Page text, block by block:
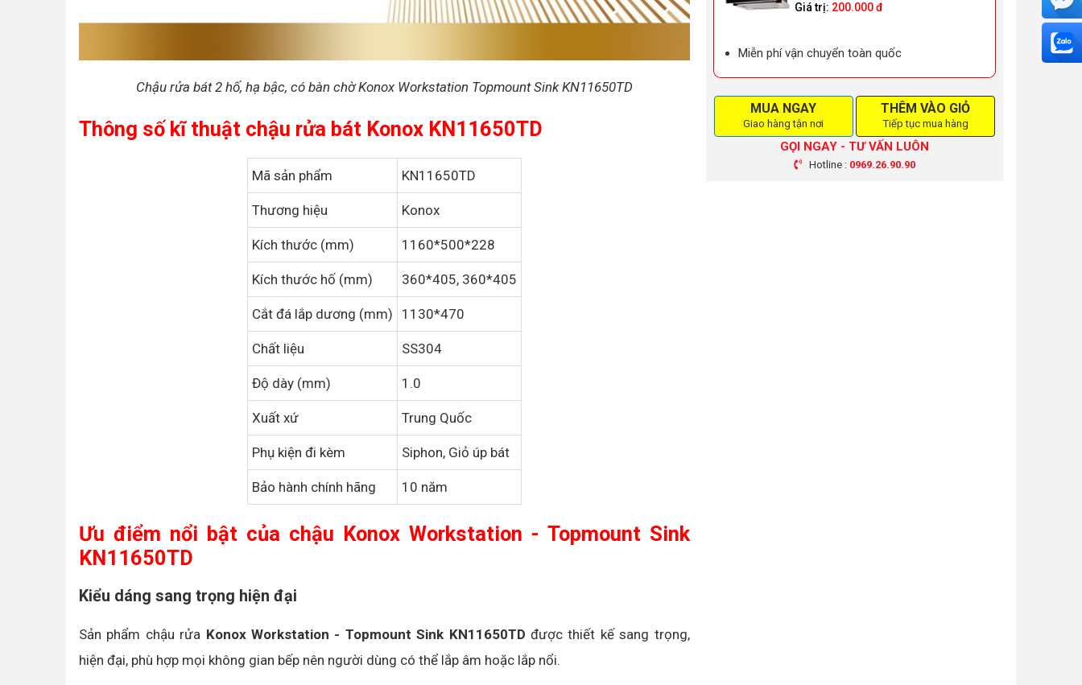
Chậu rửa bát 2 hố, hạ bậc, có bàn chờ Konox Workstation Topmount Sink KN11650TD
Thông số kĩ thuật chậu rửa bát Konox KN11650TD
Mã sản phẩm KN11650TD
Thương hiệu Konox
Kích thước (mm) 1160*500*228
Kích thước hố (mm) 360*405, 360*405
Cắt đá lắp dương (mm) 1130*470
Chất liệu SS304
Độ dày (mm) 1.0
Xuất xứ Trung Quốc
Phụ kiện đi kèm Siphon, Giỏ úp bát
Bảo hành chính hãng 10 năm
Ưu điểm nổi bật của chậu Konox Workstation - Topmount Sink
KN11650TD
Kiểu dáng sang trọng hiện đại
Sản phẩm chậu rửa Konox Workstation - Topmount Sink KN11650TD được thiết kế sang trọng,
hiện đại, phù hợp mọi không gian bếp nên người dùng có thể lắp âm hoặc lắp nổi.
Miễn phí vận chuyển toàn quốc
Giá trị: 200.000 đ
MUA NGAY
Giao hàng tận nơi
THÊM VÀO GIỎ
Tiếp tục mua hàng
GỌI NGAY - TƯ VẤN LUÔN
Hotline : 0969.26.90.90